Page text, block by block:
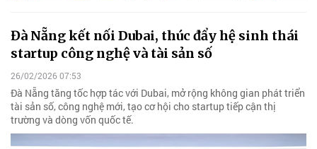
Đà Nẵng kết nối Dubai, thúc đẩy hệ sinh thái
startup công nghệ và tài sản số
26/02/2026 07:53
Đà Nẵng tăng tốc hợp tác với Dubai, mở rộng không gian phát triển
tài sản số, công nghệ mới, tạo cơ hội cho startup tiếp cận thị
trường và dòng vốn quốc tế.